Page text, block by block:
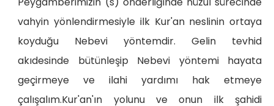
vahyin yönlendirmesiyle ilk Kur'an neslinin ortaya
koyduğu Nebevi yöntemdir. Gelin tevhid
akıdesinde bütünleşip Nebevi yöntemi hayata
geçirmeye ve ilahi yardımı hak etmeye
çalışalım.Kur'an'ın yolunu ve onun ilk şahidi